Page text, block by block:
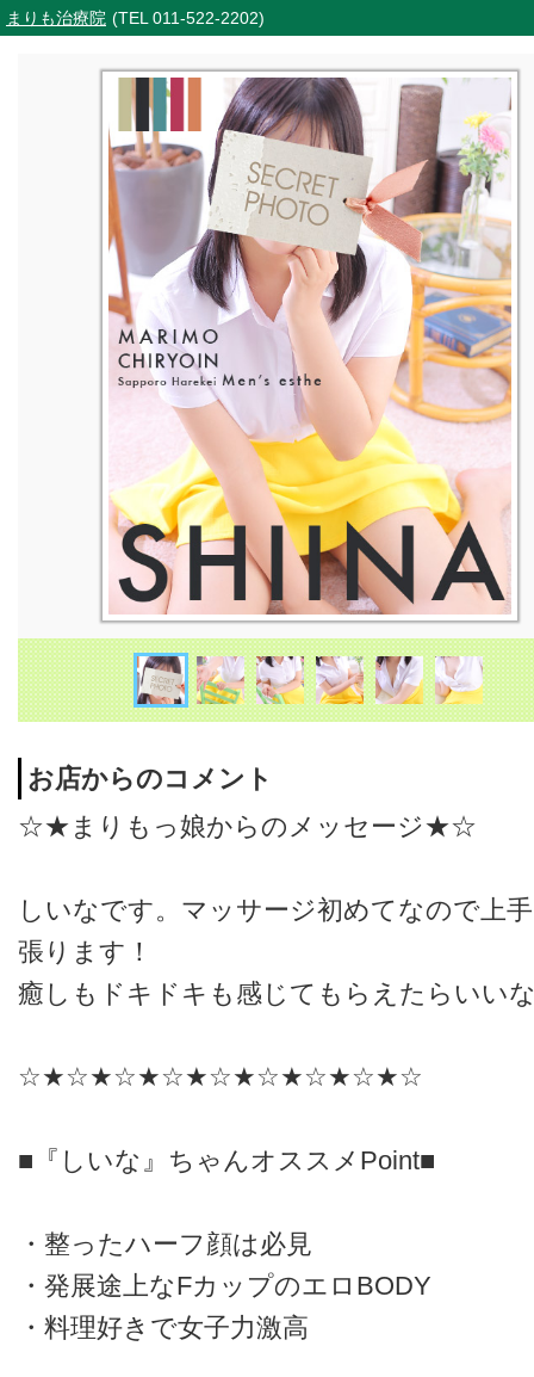
まりも治療院 (TEL 011-522-2202)
お店からのコメント
☆★まりもっ娘からのメッセージ★☆
しいなです。マッサージ初めてなので上
張ります！
癒しもドキドキも感じてもらえたらいい
☆★☆★☆★☆★☆★☆★☆★☆★☆
■『しいな』ちゃんオススメPoint■
・整ったハーフ顔は必見
・発展途上なFカップのエロBODY
・料理好きで女子力激高